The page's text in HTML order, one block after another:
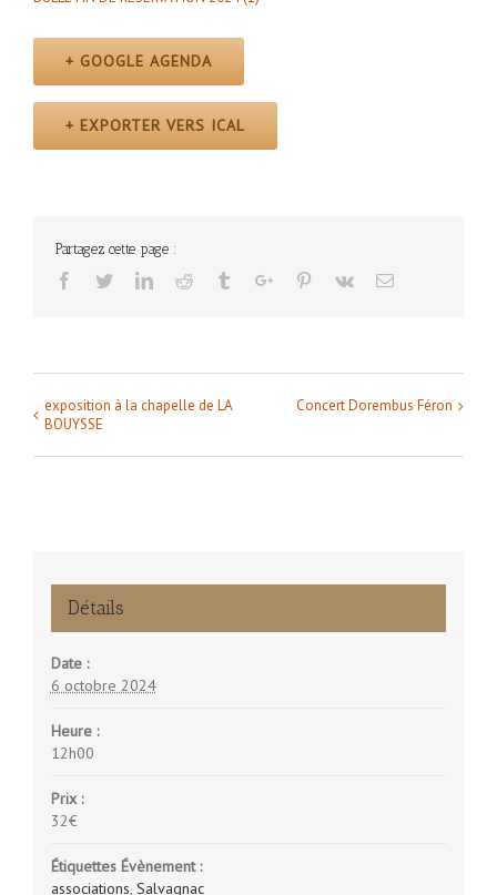
+ GOOGLE AGENDA
+ EXPORTER VERS ICAL
Partagez cette page :
Facebook
TwitterLinkedinReddit TumblrGoogle+Pinterest
Vk Email
Navigation
Évènement
exposition à la chapelle de LA
BOUYSSE
Concert Dorembus Féron
Détails
Date :
6 octobre 2024
Heure :
12h00
Prix :
32€
Étiquettes Évènement :
associations, Salvagnac